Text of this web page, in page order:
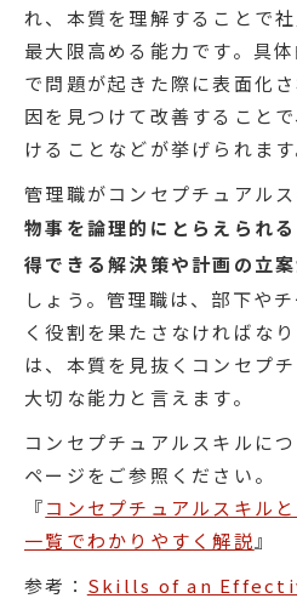
れ、本質を理解することで
最大限高める能力です。具
で問題が起きた際に表面化
因を見つけて改善すること
けることなどが挙げられます
管理職がコンセプチュアル
物事を論理的にとらえられ
得できる解決策や計画の立
しょう。管理職は、部下や
く役割を果たさなければな
は、本質を見抜くコンセプ
大切な能力と言えます。
コンセプチュアルスキルに
ページをご参照ください。
『コンセプチュアルスキル
一覧でわかりやすく解説 』
参考： Skills of an